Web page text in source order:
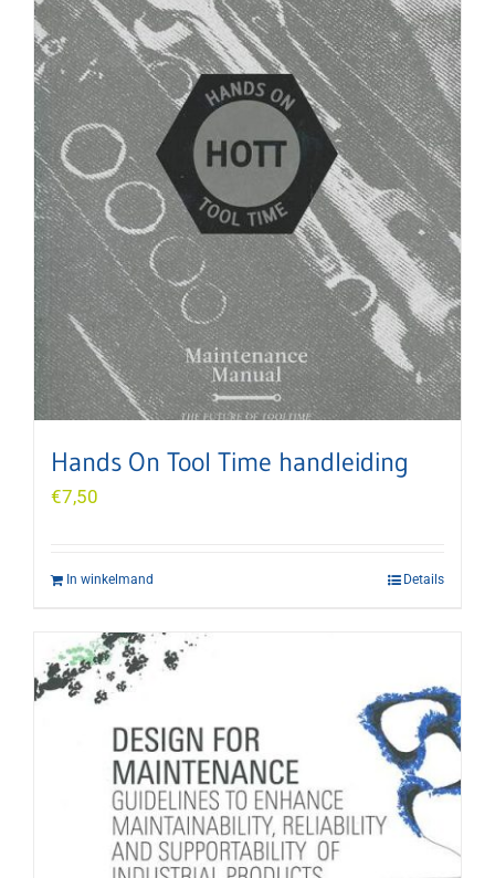
Hands On Tool Time handleiding
€7,50
In winkelmand Details